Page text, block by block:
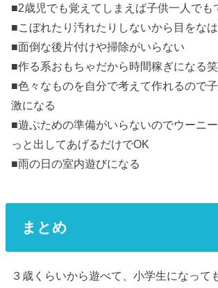
■2歳児でも覚えてしまえば子供一人でも
■こぼれたり汚れたりしないから目をな
■面倒な後片付けや掃除がいらない
■作る系おもちゃだから時間稼ぎになる笑
■色々なものを自分で考えて作れるので
激になる
■遊ぶための準備がいらないのでウーニ
っと出してあげるだけでOK
■雨の日の室内遊びになる
まとめ
３歳くらいから遊べて、小学生になって